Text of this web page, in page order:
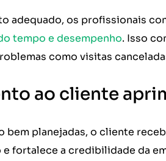
adequado, os profissionais
tempo e desempenho. Isso
como visitas
ao cliente
bem planejadas, o cliente
e fortalece a credibilidade da